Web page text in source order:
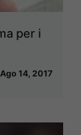
per i
Ago 14, 2017